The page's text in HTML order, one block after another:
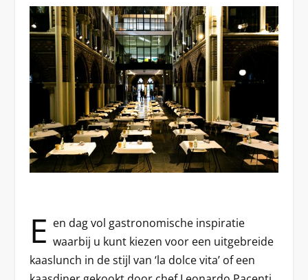
E en dag vol gastronomische inspiratie
waarbij u kunt kiezen voor een uitgebreide
kaaslunch in de stijl van ‘la dolce vita’ of een